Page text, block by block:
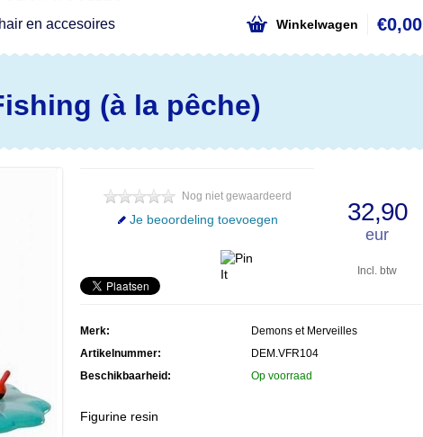
en accesoires Winkelwagen €0,00
(à la pêche)
32,90
eur
Incl. btw
Nog niet gewaardeerd
Je beoordeling toevoegen
Merk:
Demons et Merveilles
Artikelnummer:
DEM.VFR104
Beschikbaarheid:
Op voorraad
Figurine resin